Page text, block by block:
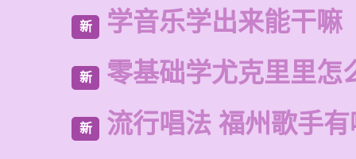
新 学音乐学出来能干嘛
新 零基础学尤克里里怎
新 流行唱法 福州歌手